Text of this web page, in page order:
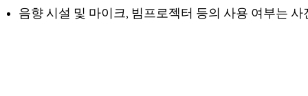
음향 시설 및 마이크, 빔프로젝터 등의 사용 여부는